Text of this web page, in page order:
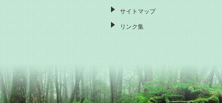
サイトマップ
リンク集